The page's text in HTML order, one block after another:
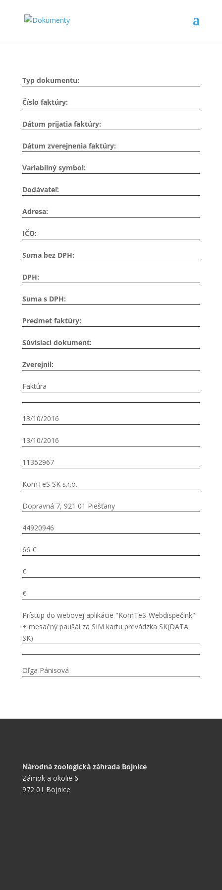
Typ dokumentu:
Číslo faktúry:
Dátum prijatia faktúry:
Dátum zverejnenia faktúry:
Variabilný symbol:
Dodávateľ:
Adresa:
IČO:
Suma bez DPH:
DPH:
Suma s DPH:
Predmet faktúry:
Súvisiaci dokument:
Zverejnil:
Faktúra
13/10/2016
13/10/2016
11352967
KomTeS SK s.r.o.
Dopravná 7, 921 01 Piešťany
44920946
66 €
€
€
Prístup do webovej aplikácie "KomTeS-Webdispečink"
+ mesačný paušál za SIM kartu prevádzka SK(DATA
SK)
Oľga Pánisová
Národná zoologická záhrada Bojnice
Zámok a okolie 6
972 01 Bojnice